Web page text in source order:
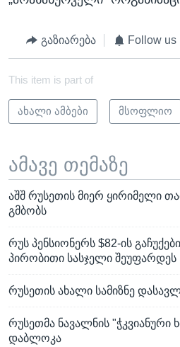
გაზიარება Follow us
This item is part of
ახალი ამბები მსოფლიო
ამავე თემაზე
აშშ რუსეთის მიერ ყირიმელი
გმბობს
რუს პენსიონერს $82-ის
პირობითი სასჯელი შეუფარდეს
რუსეთის ახალი სამიზნე
რუსეთმა ნავალნის "ჭკვიანური
დაბლოკა